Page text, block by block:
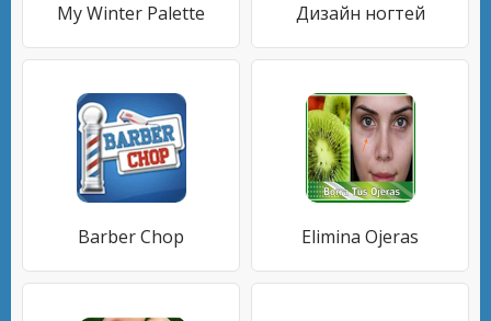
My Winter Palette Дизайн ногтей
Barber Chop Elimina Ojeras